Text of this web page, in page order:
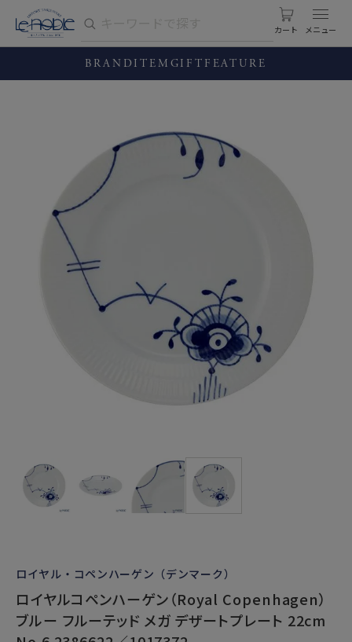
カート
BRANDITEM GIFT FEATURE
ロイヤル・コペンハーゲン（デンマーク）
ロイヤルコペンハーゲン（Royal Copenhagen）
ブルー フルーテッド メガ デザートプレート 22cm